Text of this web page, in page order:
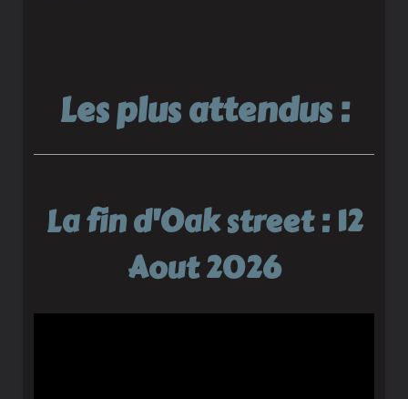
Les plus attendus :
La fin d'Oak street : 12
Aout 2026